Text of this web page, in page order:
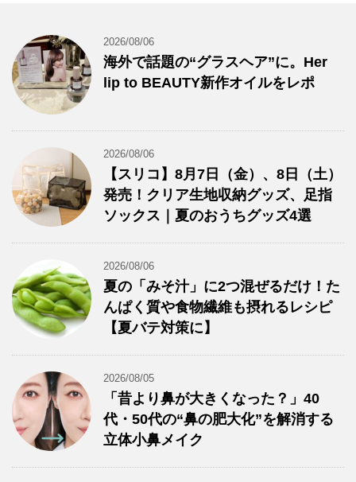
2026/08/06
海外で話題の“グラスヘア”に。Her
lip to BEAUTY新作オイルをレポ
2026/08/06
【スリコ】8月7日（金）、8日（土）
発売！クリア生地収納グッズ、足指
ソックス｜夏のおうちグッズ4選
2026/08/06
夏の「みそ汁」に2つ混ぜるだけ！た
んぱく質や食物繊維も摂れるレシピ
【夏バテ対策に】
2026/08/05
「昔より鼻が大きくなった？」40
代・50代の“鼻の肥大化”を解消する
立体小鼻メイク